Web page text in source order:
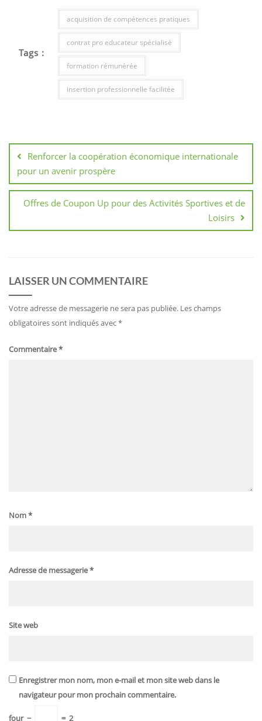
Tags :
acquisition de compétences pratiques
contrat pro educateur spécialisé
formation rémunérée
insertion professionnelle facilitée
de
l’article
Renforcer la coopération économique internationale
pour un avenir prospère
Offres de Coupon Up pour des Activités Sportives et de
Loisirs
LAISSER UN COMMENTAIRE
Votre adresse de messagerie ne sera pas publiée. Les champs
obligatoires sont indiqués avec*
Commentaire*
Nom*
Adresse de messagerie*
Site web
Enregistrer mon nom, mon e-mail et mon site web dans le
navigateur pour mon prochain commentaire.
four − = 2